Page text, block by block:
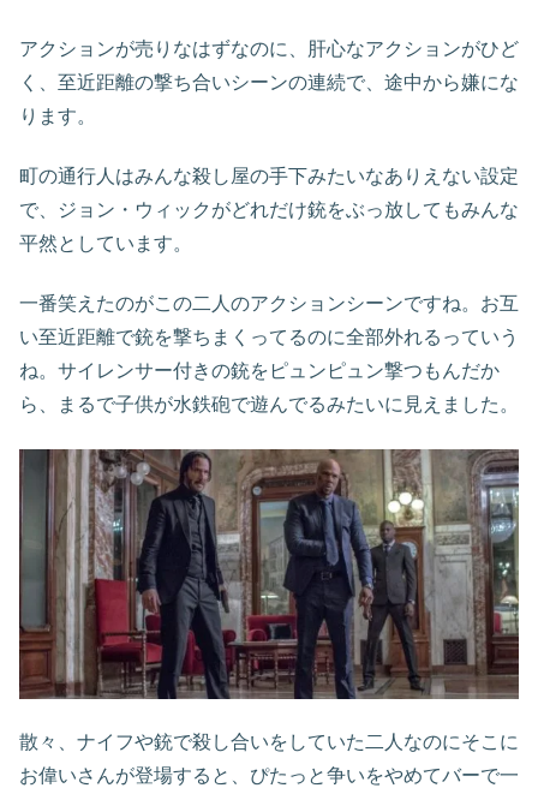
アクションが売りなはずなのに、肝心なアクションがひど
く、至近距離の撃ち合いシーンの連続で、途中から嫌にな
ります。
町の通行人はみんな殺し屋の手下みたいなありえない設定
で、ジョン・ウィックがどれだけ銃をぶっ放してもみんな
平然としています。
一番笑えたのがこの二人のアクションシーンですね。お互
い至近距離で銃を撃ちまくってるのに全部外れるっていう
ね。サイレンサー付きの銃をピュンピュン撃つもんだか
ら、まるで子供が水鉄砲で遊んでるみたいに見えました。
散々、ナイフや銃で殺し合いをしていた二人なのにそこに
お偉いさんが登場すると、ぴたっと争いをやめてバーで一